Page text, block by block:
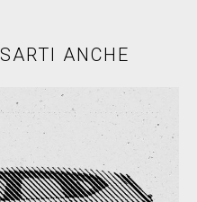
ANCHE